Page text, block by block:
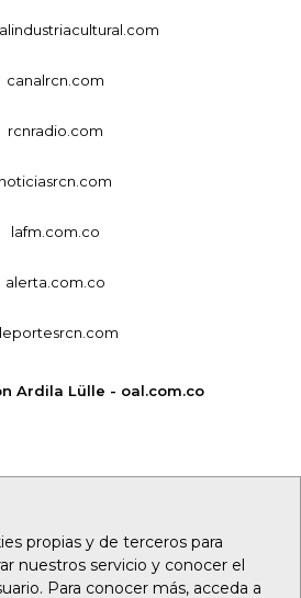
propias y de terceros para
nuestros servicio y conocer el
Para conocer más, acceda a
canalrcn.com
rcnradio.com
noticiasrcn.com
lafm.com.co
alerta.com.co
Ardila Lülle - oal.com.co